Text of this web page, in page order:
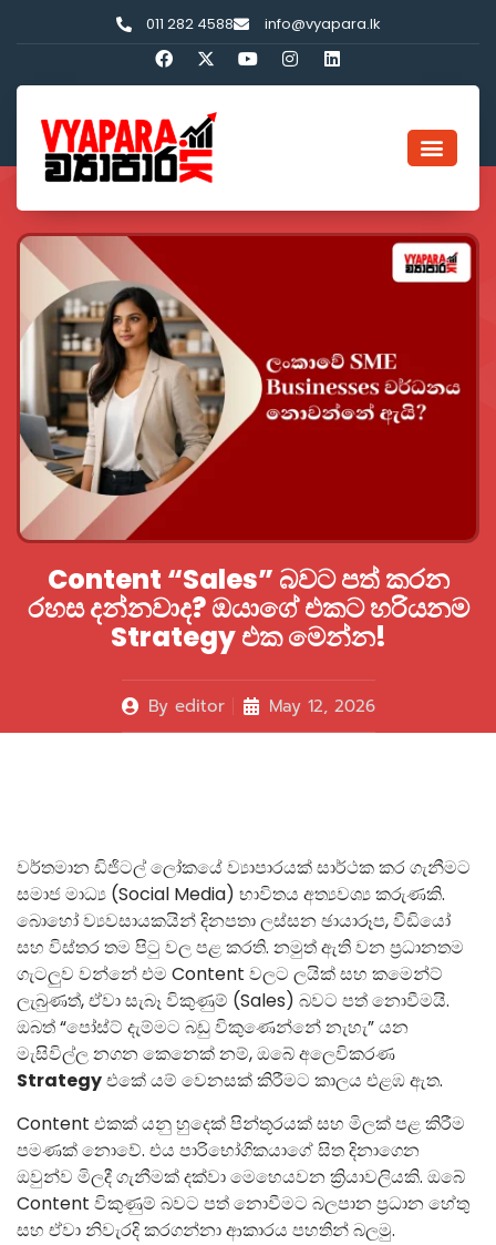
011 282 4588 info@vyapara.lk
Content “Sales” බවට පත් කරන
රහස දන්නවාද? ඔයාගේ එකට හරියනම
Strategy එක මෙන්න!
Byeditor May 12, 2026
වර්තමාන ඩිජිටල් ලෝකයේ ව්‍යාපාරයක් සාර්ථක කර ගැනීමට
සමාජ මාධ්‍ය (Social Media) භාවිතය අත්‍යවශ්‍ය කරුණකි.
බොහෝ ව්‍යවසායකයින් දිනපතා ලස්සන ඡායාරූප, වීඩියෝ
සහ විස්තර තම පිටු වල පළ කරති. නමුත් ඇති වන ප්‍රධානතම
ගැටලුව වන්නේ එම Content වලට ලයික් සහ කමෙන්ට්
ලැබුණත්, ඒවා සැබෑ විකුණුම් (Sales) බවට පත් නොවීමයි.
ඔබත් “පෝස්ට් දැම්මට බඩු විකුණෙන්නේ නැහැ” යන
මැසිවිල්ල නගන කෙනෙක් නම්, ඔබේ අලෙවිකරණ
Strategyඑකේ යම් වෙනසක් කිරීමට කාලය එළඹ ඇත.
Content එකක් යනු හුදෙක් පින්තූරයක් සහ මිලක් පළ කිරීම
පමණක් නොවේ. එය පාරිභෝගිකයාගේ සිත දිනාගෙන
ඔවුන්ව මිලදී ගැනීමක් දක්වා මෙහෙයවන ක්‍රියාවලියකි. ඔබේ
Content විකුණුම් බවට පත් නොවීමට බලපාන ප්‍රධාන හේතු
සහ ඒවා නිවැරදි කරගන්නා ආකාරය පහතින් බලමු.